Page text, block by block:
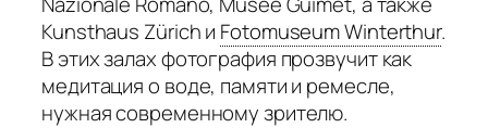
Kunsthaus Zürich и Fotomuseum Winterthur.
В этих залах фотография прозвучит как
медитация о воде, памяти и ремесле,
нужная современному зрителю.